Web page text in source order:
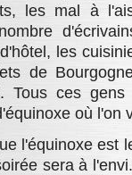
les mal à
les
de
Tous ces
où l'on
l'équinoxe est
sera à